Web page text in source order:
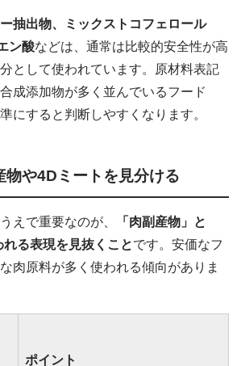
抽出物、ミックストコフェロール
ン酸などは、通常は比較的安全性が高
として使われています。原材料表記
成添加物が多く並んでいるフード
にすると判断しやすくなります。
や4Dミートを見分ける
えで重要なのが、
「肉副産物」と
れる表現を見抜くことです。安価なフ
肉原料が多く使われる傾向がありま
ポイント